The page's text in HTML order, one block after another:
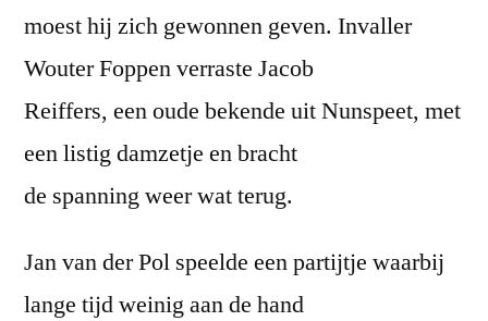
moest hij zich gewonnen geven. Invaller
Wouter Foppen verraste Jacob
Reiffers, een oude bekende uit Nunspeet, met
een listig damzetje en bracht
de spanning weer wat terug.
Jan van der Pol speelde een partijtje waarbij
lange tijd weinig aan de hand